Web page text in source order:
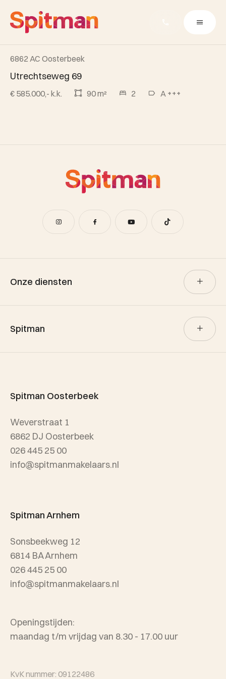
Beschikbaar
6862 AC Oosterbeek
Utrechtseweg 69
€ 585.000,- k.k. 90 m² 2 A +++
Onze diensten
Aankoop
Spitman
Referenties
Wijken
Spitman Oosterbeek
Weverstraat 1
6862 DJ Oosterbeek
026 445 25 00
info@spitmanmakelaars.nl
Spitman Arnhem
Sonsbeekweg 12
6814 BA Arnhem
026 445 25 00
info@spitmanmakelaars.nl
Openingstijden:
maandag t/m vrijdag van 8.30 - 17.00 uur
KvK nummer: 09122486